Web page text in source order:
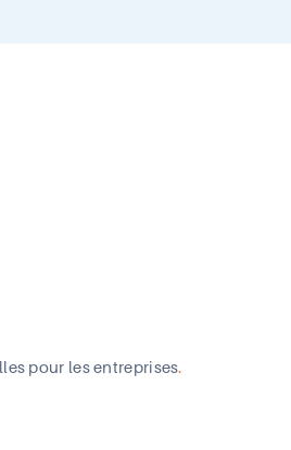
pour les entreprises.